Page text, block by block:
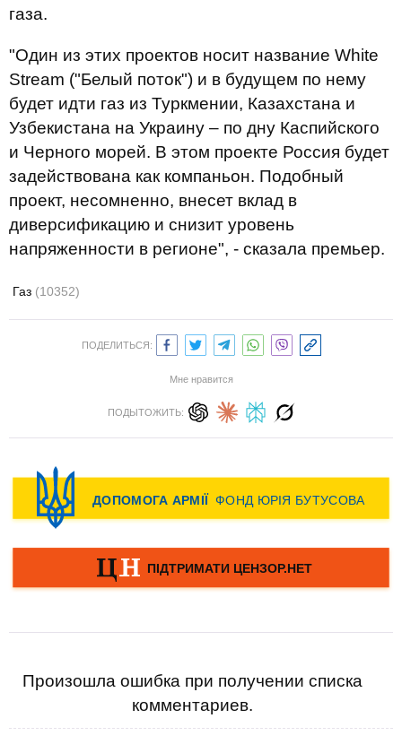
газа.
"Один из этих проектов носит название White
Stream ("Белый поток") и в будущем по нему
будет идти газ из Туркмении, Казахстана и
Узбекистана на Украину – по дну Каспийского
и Черного морей. В этом проекте Россия будет
задействована как компаньон. Подобный
проект, несомненно, внесет вклад в
диверсификацию и снизит уровень
напряженности в регионе", - сказала премьер.
Газ (10352)
ПОДЕЛИТЬСЯ:
Мне нравится
ПОДЫТОЖИТЬ:
Произошла ошибка при получении списка
комментариев.